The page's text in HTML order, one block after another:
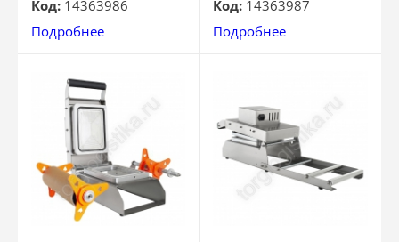
Код: 14363986
Подробнее
Код: 14363987
Подробнее